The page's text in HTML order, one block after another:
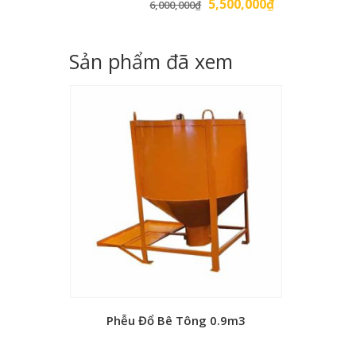
6,000,000₫ Giá
6,000,000₫.
5,500,000₫Giá
Sản phẩm đã xem
Phễu Đổ Bê Tông 0.9m3